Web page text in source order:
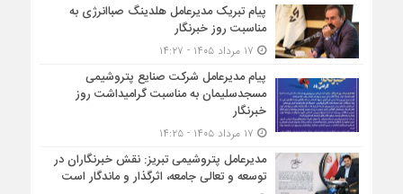
پیام تبریک مدیرعامل هلدینگ صباانرژی به
مناسبت روز خبرنگار
پیام مدیرعامل شركت صنایع پتروشیمی
مسجدسلیمان به مناسبت گرامیداشت روز
خبرنگار
مدیرعامل پتروشیمی تبریز: نقش خبرنگاران در
توسعه و تعالی جامعه، اثرگذار و ماندگار است